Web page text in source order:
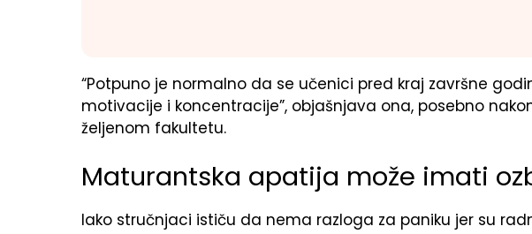
“Potpuno je normalno da se učenici pred kraj završne
motivacije i koncentracije”, objašnjava ona, posebno
željenom fakultetu.
Maturantska apatija može imati
Iako stručnjaci ističu da nema razloga za paniku jer su